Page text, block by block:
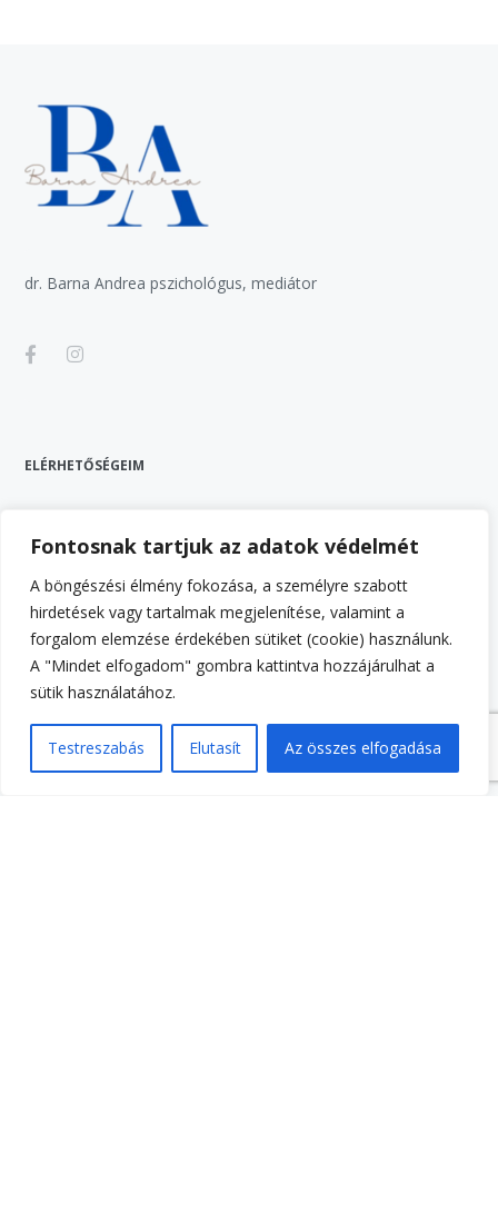
Fontosnak tartjuk az adatok védelmét
A böngészési élmény fokozása, a személyre szabott
hirdetések vagy tartalmak megjelenítése, valamint a
forgalom elemzése érdekében sütiket (cookie) használunk.
A "Mindet elfogadom" gombra kattintva hozzájárulhat a
sütik használatához.
Testreszabás Elutasít Az összes elfogadása
dr. Barna Andrea pszichológus, mediátor
ELÉRHETŐSÉGEIM
Budapest XV. kerület
barna.andrea.pszi@gmail.com
+36-70-9423236
https://www.facebook.com/barna.andrea.pszi/
https://www.instagram.com/barna.andrea.pszi